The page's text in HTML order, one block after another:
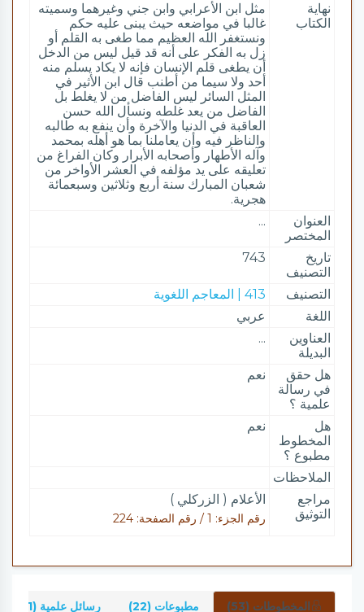
نهاية
الكتاب
مثل ابن الأعرابي وابن جني وغيرهما وسميته
غالبا في مواضعه حيث يبنى عليه حكم
ونستغفر الله العظيم مما طغى به القلم أو
زل به الفكر على أنه قد قيل ليس من الدخل
أن يطغى قلم الإنسان فإنه لا يكاد يسلم منه
أحد ولا سيما من أطنب قال ابن الأثير في
المثل السائر ليس الفاضل من لا يغلط بل
الفاضل من يعد غلطه ونسأل الله حسن
العاقبة في الدنيا والآخرة وأن ينفع به طالبه
والناظر فيه وأن يعاملنا بما هو أهله بمحمد
وآله الأطهار وأصحابه الأبرار وكان الفراغ من
تعليقه على يد مؤلفه في العشر الأواخر من
شعبان المبارك سنة أربع وثلاثين وسبعمائة
هجرية.
العنوان
المختصر
...
تاريخ
التصنيف
743
التصنيف
413 | المعاجم اللغوية
اللغة
عربي
العناوين
البديلة
...
هل حقق
في رسالة
علمية ؟
نعم
هل
المخطوط
مطبوع ؟
نعم
الملاحظات
مراجع
التوثيق
الأعلام ( الزركلي )
رقم الجزء: 1 / رقم الصفحة: 224
المخطوطات (53) مطبوعات (22) رسائل علمية (1)